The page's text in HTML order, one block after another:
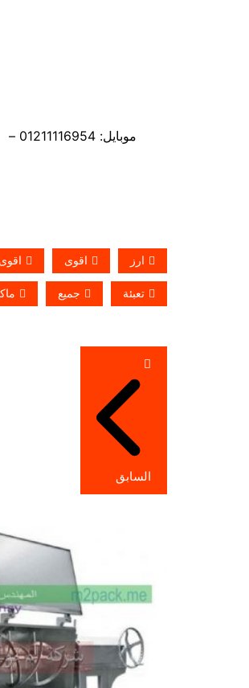
موبايل: 01211116954 – – 01211116956 – – 01211116958 – 01211116959 – 01211116962
ارز اقوى
تعبئة جميع
تصفّح
المقالات
السابق